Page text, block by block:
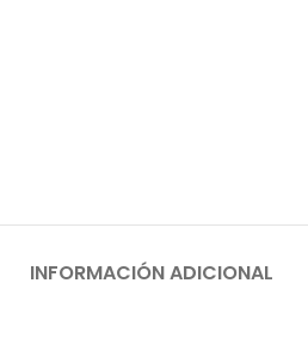
INFORMACIÓN ADICIONAL